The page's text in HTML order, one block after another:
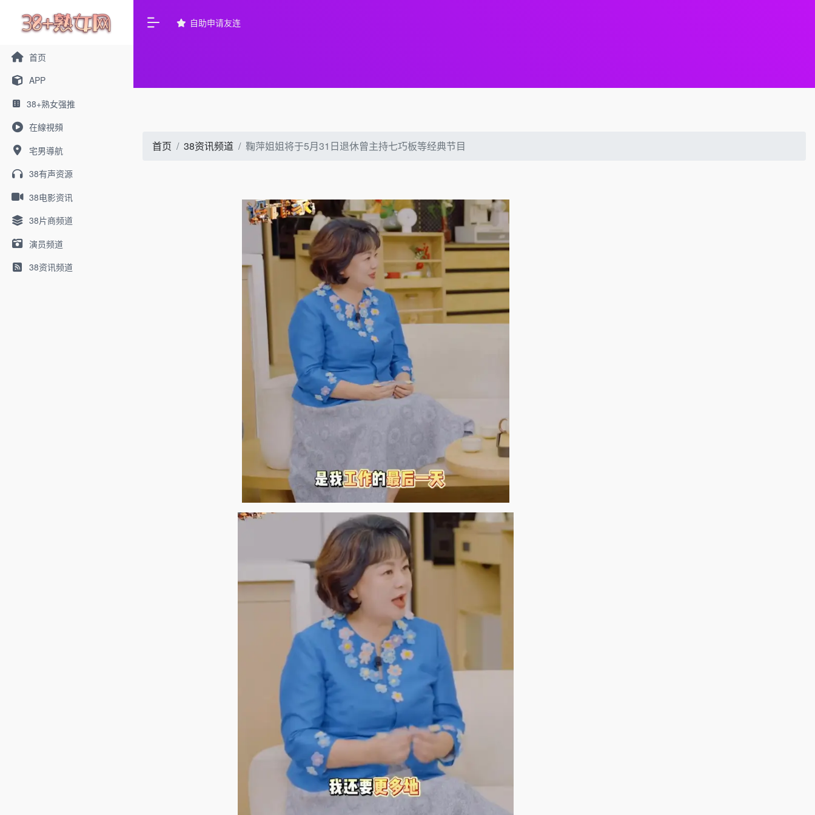
首页
APP
38+熟女强推
在線視頻
宅男導航
38有声资源
38电影资讯
38片商频道
演员频道
38资讯频道
自助申请友连
首页 38资讯频道 鞠萍姐姐将于5月31日退休曾主持七巧板等经典节目